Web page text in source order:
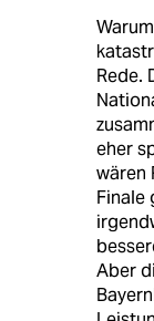
Rede.
eher
wären
Finale
Aber